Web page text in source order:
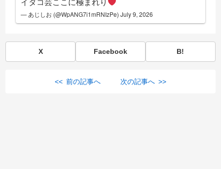
— あじしお (@WpANG7i1mRNIzPe)July 9, 2026
X Facebook B!
<< 前の記事へ 次の記事へ >>